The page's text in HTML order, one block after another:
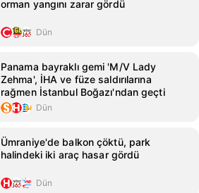
orman yangını zarar gördü
Dün
Panama bayraklı gemi 'M/V Lady
Zehma', İHA ve füze saldırılarına
rağmen İstanbul Boğazı'ndan geçti
Dün
Ümraniye'de balkon çöktü, park
halindeki iki araç hasar gördü
Dün